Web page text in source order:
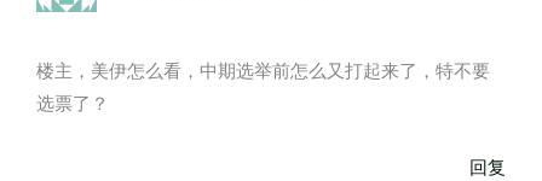
楼主，美伊怎么看，中期选举前怎么又打起来了，特不要
选票了？
回复